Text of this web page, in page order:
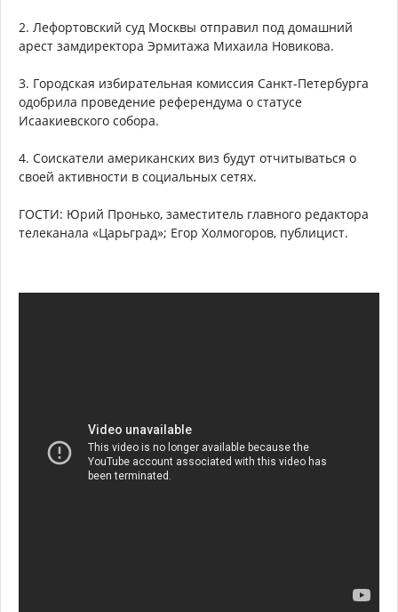
2. Лефортовский суд Москвы отправил под домашний
арест замдиректора Эрмитажа Михаила Новикова.
3. Городская избирательная комиссия Санкт-Петербурга
одобрила проведение референдума о статусе
Исаакиевского собора.
4. Соискатели американских виз будут отчитываться о
своей активности в социальных сетях.
ГОСТИ: Юрий Пронько, заместитель главного редактора
телеканала «Царьград»; Егор Холмогоров, публицист.